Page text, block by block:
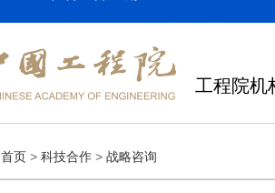
工程院机
首页> 科技合作> 战略咨询